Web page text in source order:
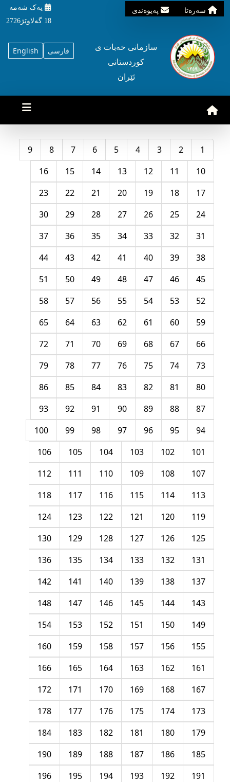
سه‌ره‌تا په‌یوه‌ندی
یه‌ک شه‌مه‌
18 گه‌لاوێژ2726
English فارسی
سازمانی خه‌بات ی
کوردستانی
ئێران
1
2
3
4
5
6
7
8
9
10
11
12
13
14
15
16
17
18
19
20
21
22
23
24
25
26
27
28
29
30
31
32
33
34
35
36
37
38
39
40
41
42
43
44
45
46
47
48
49
50
51
52
53
54
55
56
57
58
59
60
61
62
63
64
65
66
67
68
69
70
71
72
73
74
75
76
77
78
79
80
81
82
83
84
85
86
87
88
89
90
91
92
93
94
95
96
97
98
99
100
101
102
103
104
105
106
107
108
109
110
111
112
113
114
115
116
117
118
119
120
121
122
123
124
125
126
127
128
129
130
131
132
133
134
135
136
137
138
139
140
141
142
143
144
145
146
147
148
149
150
151
152
153
154
155
156
157
158
159
160
161
162
163
164
165
166
167
168
169
170
171
172
173
174
175
176
177
178
179
180
181
182
183
184
185
186
187
188
189
190
191
192
193
194
195
196